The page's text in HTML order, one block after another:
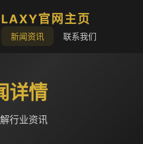
官网主页
新闻资讯 联系我们
详情
行业资讯